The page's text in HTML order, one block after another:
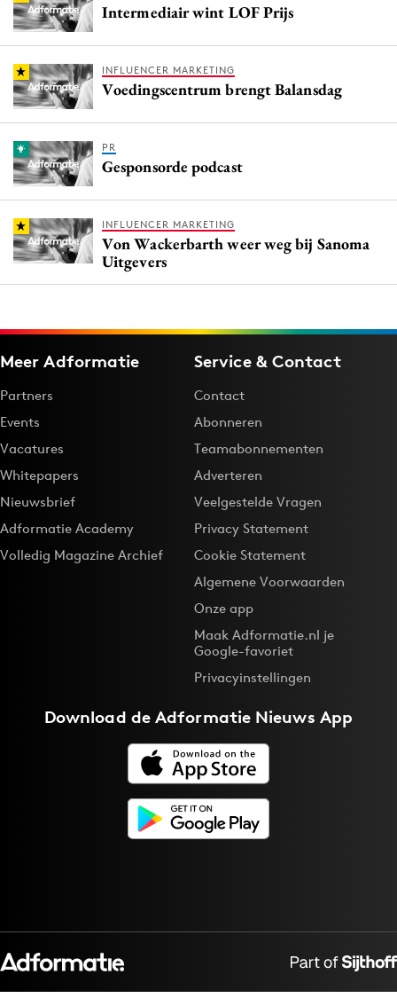
Intermediair wint LOF Prijs
INFLUENCER MARKETING
Voedingscentrum brengt Balansdag
PR
Gesponsorde podcast
INFLUENCER MARKETING
Von Wackerbarth weer weg bij Sanoma
Uitgevers
Meer Adformatie
Partners
Events
Vacatures
Whitepapers
Nieuwsbrief
Adformatie Academy
Volledig Magazine Archief
Service & Contact
Contact
Abonneren
Teamabonnementen
Adverteren
Veelgestelde Vragen
Privacy Statement
Cookie Statement
Algemene Voorwaarden
Onze app
Maak Adformatie.nl je
Google-favoriet
Privacyinstellingen
Download deAdformatie Nieuws App